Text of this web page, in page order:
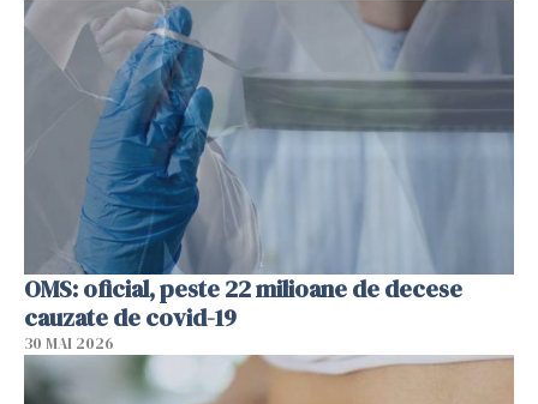
OMS: oficial, peste 22 milioane de decese
cauzate de covid-19
30 MAI 2026